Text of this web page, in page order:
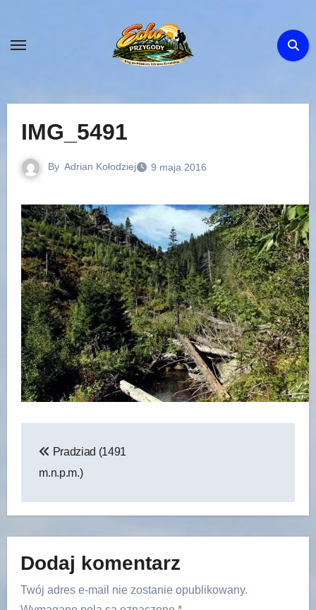
content
IMG_5491
By Adrian Kołodziej 9 maja 2016
wpisu
Pradziad (1491
m.n.p.m.)
Dodaj komentarz
Twój adres e-mail nie zostanie opublikowany.